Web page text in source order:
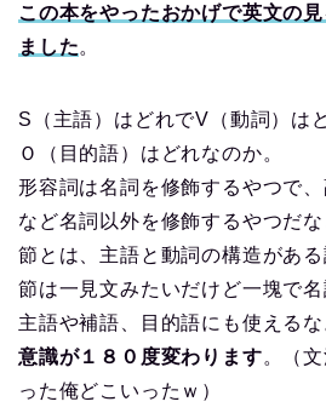
この本をやったおかげで英文の
ました。
S（主語）はどれでV（動詞）は
Ｏ（目的語）はどれなのか。
形容詞は名詞を修飾するやつで
など名詞以外を修飾するやつだな
節とは、主語と動詞の構造があ
節は一見文みたいだけど一塊で
主語や補語、目的語にも使える
意識が１８０度変わります。（
った俺どこいったｗ）